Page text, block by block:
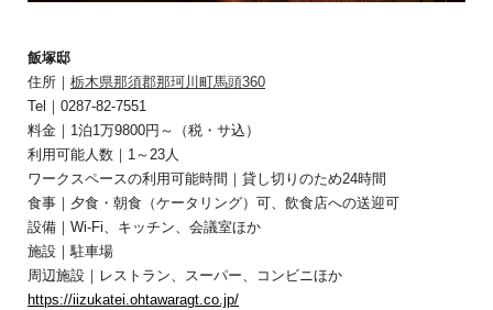
飯塚邸
住所｜ 栃木県那須郡那珂川町馬頭360
Tel｜0287-82-7551
料金｜1泊1万9800円～（税・サ込）
利用可能人数｜1～23人
ワークスペースの利用可能時間｜貸し切りのため24時間
食事｜夕食・朝食（ケータリング）可、飲食店への送迎可
設備｜Wi-Fi、キッチン、会議室ほか
施設｜駐車場
周辺施設｜レストラン、スーパー、コンビニほか
https://iizukatei.ohtawaragt.co.jp/